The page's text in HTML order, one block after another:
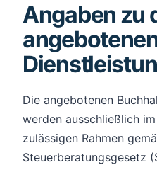
Angaben zu
Die angebotenen
werden ausschließlich
zulässigen Rahmen
Steuerberatungsgesetz